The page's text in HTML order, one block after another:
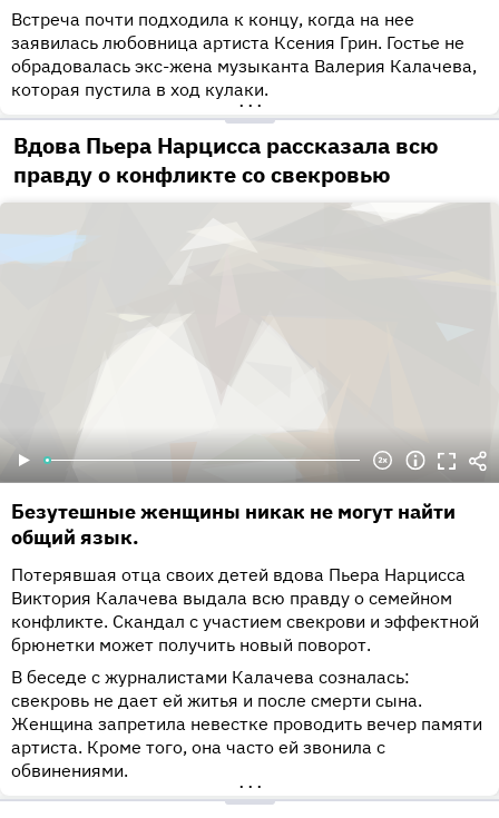
Встреча почти подходила к концу, когда на нее
заявилась любовница артиста Ксения Грин. Гостье не
обрадовалась экс-жена музыканта Валерия Калачева,
которая пустила в ход кулаки.
•••
Вдова Пьера Нарцисса рассказала всю
правду о конфликте со свекровью
Безутешные женщины никак не могут найти
общий язык.
Потерявшая отца своих детей вдова Пьера Нарцисса
Виктория Калачева выдала всю правду о семейном
конфликте. Скандал с участием свекрови и эффектной
брюнетки может получить новый поворот.
В беседе с журналистами Калачева созналась:
свекровь не дает ей житья и после смерти сына.
Женщина запретила невестке проводить вечер памяти
артиста. Кроме того, она часто ей звонила с
обвинениями.
•••